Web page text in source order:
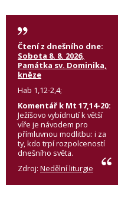
Čtení z dnešního dne:
Sobota 8. 8. 2026,
Památka sv. Dominika,
kněze
Hab 1,12-2,4;
Komentář k Mt 17,14-20:
Ježíšovo vybídnutí k větší
víře je návodem pro
přímluvnou modlitbu: i za
ty, kdo trpí rozpolceností
dnešního světa.
Zdroj: Nedělní liturgie